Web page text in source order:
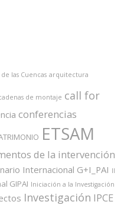
las Cuencas arquitectura
de montaje call for
conferencias
ETSAM
de la intervención
Internacional G+I_PAI II
GIPAI Iniciación a la Investigación
Investigación IPCE